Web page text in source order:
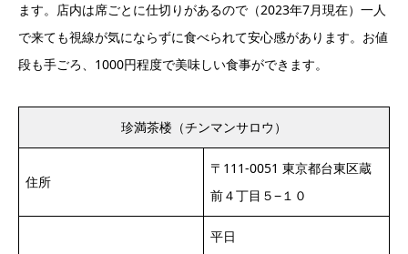
ます。店内は席ごとに仕切りがあるので（2023年7月現在）一人
で来ても視線が気にならずに食べられて安心感があります。お値
段も手ごろ、1000円程度で美味しい食事ができます。
珍満茶楼（チンマンサロウ）
住所
〒111-0051 東京都台東区蔵
前４丁目５−１０
平日